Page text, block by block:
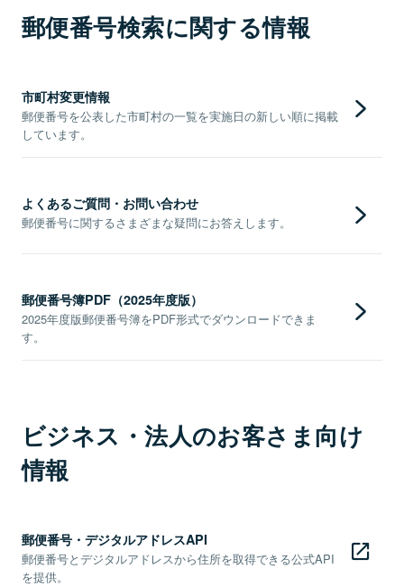
郵便番号検索に関する情報
市町村変更情報
郵便番号を公表した市町村の一覧を実施日の新しい順に掲載
しています。
よくあるご質問・お問い合わせ
郵便番号に関するさまざまな疑問にお答えします。
郵便番号簿PDF（2025年度版）
2025年度版郵便番号簿をPDF形式でダウンロードできま
す。
ビジネス・法人のお客さま向け
情報
郵便番号・デジタルアドレスAPI
郵便番号とデジタルアドレスから住所を取得できる公式API
を提供。